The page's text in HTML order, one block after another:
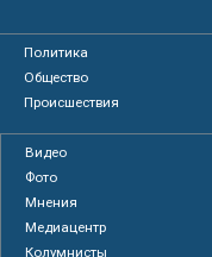
Политика
Общество
Происшествия
Видео
Фото
Мнения
Медиацентр
Колумнисты